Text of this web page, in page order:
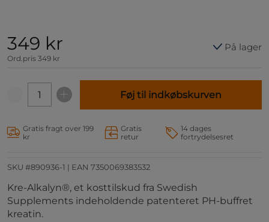
349 kr
Ord.pris 349 kr
På lager
Føj til indkøbskurven
Gratis fragt over 199
kr
Gratis
retur
14 dages
fortrydelsesret
SKU #890936-1 | EAN 7350069383532
Kre-Alkalyn®, et kosttilskud fra Swedish
Supplements indeholdende patenteret PH-buffret
kreatin.